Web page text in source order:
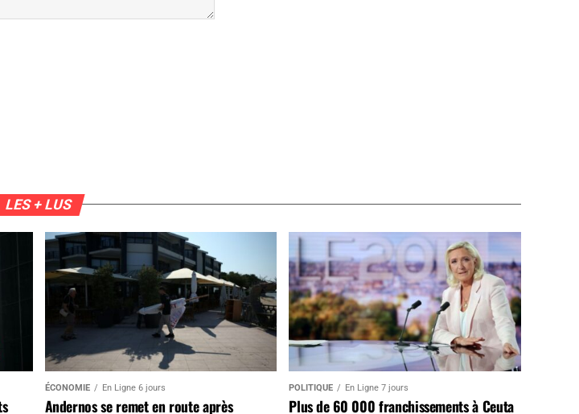
LES + LUS
ÉCONOMIE En Ligne 6 jours
Andernos se remet en route après
POLITIQUE En Ligne 7 jours
Plus de 60 000 franchissements à Ceuta